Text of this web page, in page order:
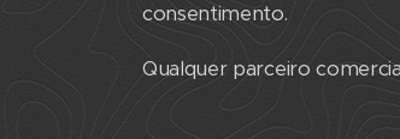
consentimento.
Qualquer parceiro